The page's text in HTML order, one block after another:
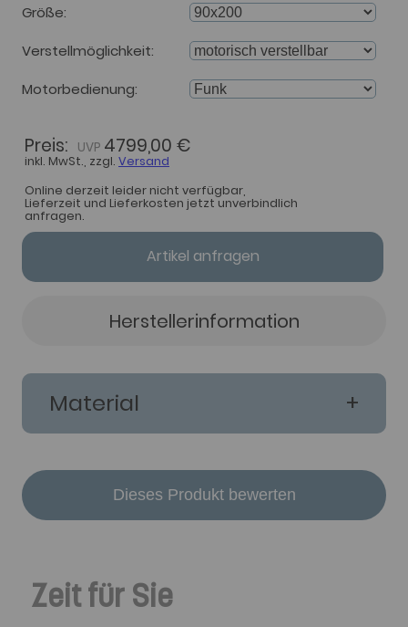
Größe
Verstellmöglichkeit
Motorbedienung
Preis: 4799,00 €
inkl. MwSt., zzgl. Versand
Online derzeit leider nicht verfügbar,
Lieferzeit und Lieferkosten jetzt unverbindlich
anfragen.
Artikel anfragen
Herstellerinformation
Material
Dieses Produkt bewerten
Zeit für Sie